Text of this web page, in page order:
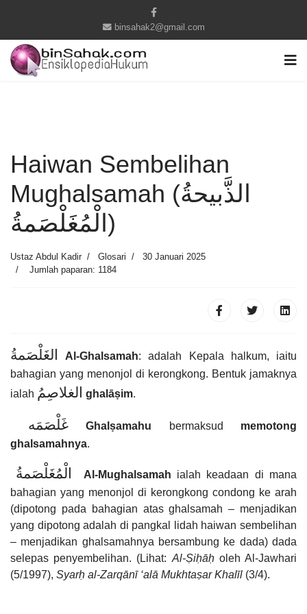
binsahak2@gmail.com
Haiwan Sembelihan
Mughalsamah (الذَّبيحةُ
الْمُغَلْصَمةُ)
Ustaz Abdul Kadir Glosari
30 Januari 2025
Jumlah paparan: 1184
الغَلْصَمةُ Al-Ghalsamah: adalah Kepala halkum, iaitu
bahagian yang menonjol di kerongkong. Bentuk jamaknya
ialah الغلاصِمُ ghalāṣim.
غَلْصَمَه Ghalṣamahu bermaksud memotong
ghalsamahnya.
الْمُغَلْصَمةُ Al-Mughalsamah ialah keadaan di mana
bahagian yang menonjol di kerongkong condong ke arah
(dipotong pada bahagian atas ghalsamah – menjadikan
yang dipotong adalah di pangkal lidah haiwan sembelihan
– menjadikan ghalsamahnya bersambung ke dada) dada
selepas penyembelihan. (Lihat: Al-Ṣiḥāḥoleh Al-Jawhari
(5/1997), Syarḥ al-Zarqānī ‘alā Mukhtaṣar Khalīl (3/4).